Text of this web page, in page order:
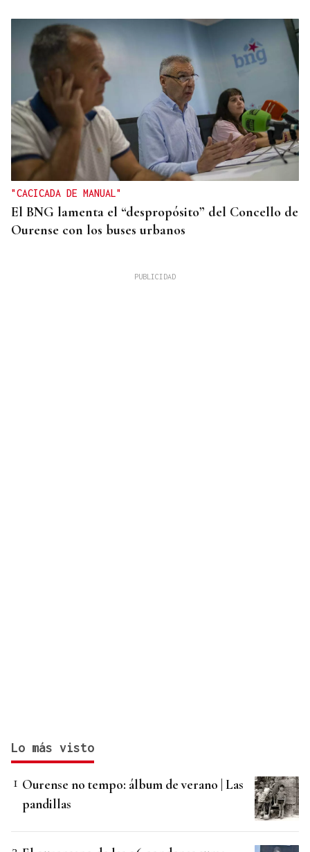
"CACICADA DE MANUAL"
El BNG lamenta el “despropósito” del Concello de
Ourense con los buses urbanos
Lo más visto
Ourense no tempo: álbum de verano | Las
pandillas